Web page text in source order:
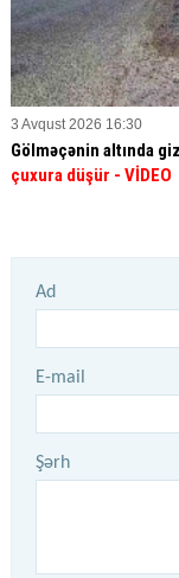
3 Avqust 2026 16:30
Gölməçənin altında
çuxura düşür - VİDEO
Ad
E-mail
Şərh